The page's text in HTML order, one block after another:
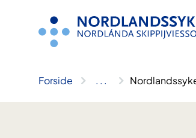
Forside .. .